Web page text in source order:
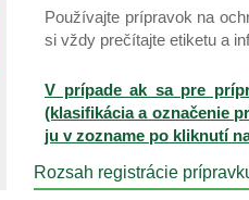
Používajte prípravok na
si vždy prečítajte etiketu a
V prípade ak sa pre
(klasifikácia a označenie
ju v zozname po kliknutí
Rozsah registrácie